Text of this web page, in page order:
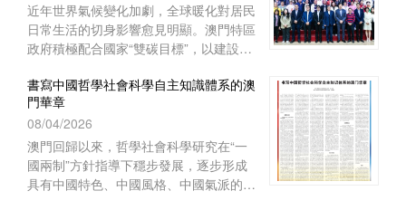
近年世界氣候變化加劇，全球暖化對居民
日常生活的切身影響愈見明顯。澳門特區
政府積極配合國家“雙碳目標”，以建設宜
《澳門長期減碳策略》和《澳門環境保護
規劃》，謀劃可持續發展藍圖，
書寫中國哲學社會科學自主知識體系的澳
門華章
08/04/2026
澳門回歸以來，哲學社會科學研究在“一
國兩制”方針指導下穩步發展，逐步形成
具有中國特色、中國風格、中國氣派的自